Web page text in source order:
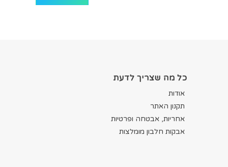
כל מה שצריך לדעת
אודות
תקנון האתר
אחריות, אבטחה ופרטיות
אבקות חלבון מומלצות